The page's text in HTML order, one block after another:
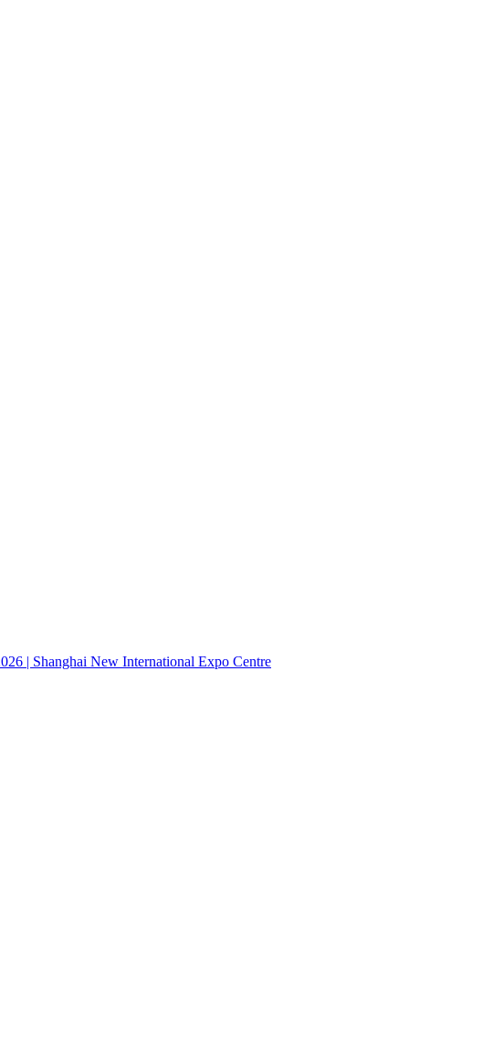
| Shanghai New International Expo Centre